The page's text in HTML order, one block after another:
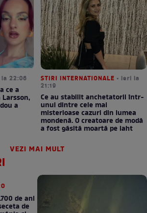
22:06
ce a
a
STIRI INTERNATIONALE • ieri la
21:19
Ce au stabilit anchetatorii într-
unul dintre cele mai
misterioase cazuri din lumea
mondenă. O creatoare de modă
a fost găsită moartă pe iaht
VEZI MAI MULT
de ani
de